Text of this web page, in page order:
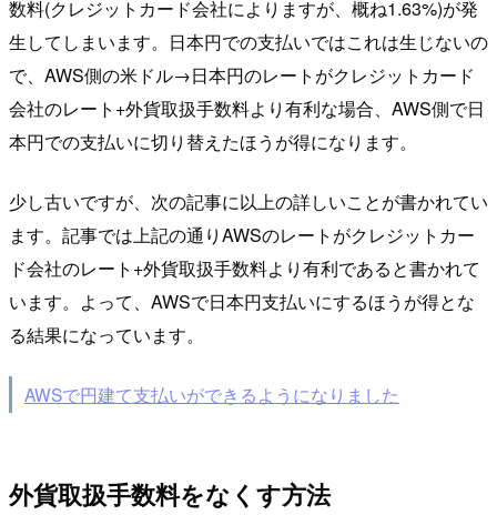
数料(クレジットカード会社によりますが、概ね1.63%)が発
生してしまいます。日本円での支払いではこれは生じないの
で、AWS側の米ドル→日本円のレートがクレジットカード
会社のレート+外貨取扱手数料より有利な場合、AWS側で日
本円での支払いに切り替えたほうが得になります。
少し古いですが、次の記事に以上の詳しいことが書かれてい
ます。記事では上記の通りAWSのレートがクレジットカー
ド会社のレート+外貨取扱手数料より有利であると書かれて
います。よって、AWSで日本円支払いにするほうが得とな
る結果になっています。
AWSで円建て支払いができるようになりました
外貨取扱手数料をなくす方法